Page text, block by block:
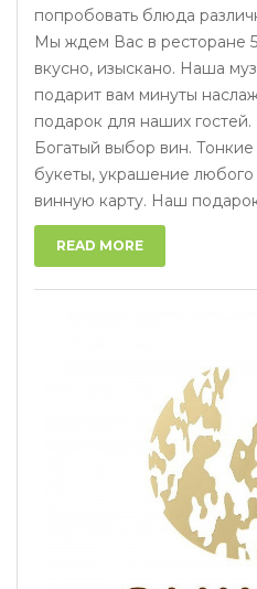
попробовать блюда
Мы ждем Вас в ресторане
вкусно, изыскано. Наша
подарит вам минуты
подарок для наших
Богатый выбор вин.
букеты, украшение
винную карту. Наш
READ MORE